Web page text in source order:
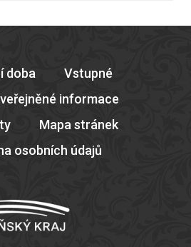
doba
Vstupné
informace
Mapa stránek
osobních údajů